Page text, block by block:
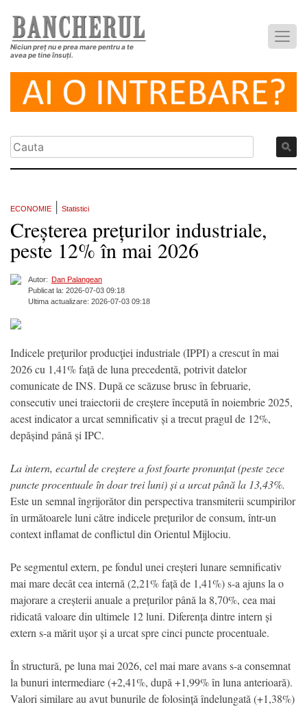
Niciun preț nu e prea mare pentru a te
avea pe tine însuți.
ECONOMIE Statistici
Creșterea prețurilor industriale,
peste 12% în mai 2026
Autor: Dan Palangean
Publicat la: 2026-07-03 09:18
Ultima actualizare: 2026-07-03 09:18
Indicele preţurilor producţiei industriale (IPPI) a crescut în mai
2026 cu 1,41% față de luna precedentă, potrivit datelor
comunicate de INS. După ce scăzuse brusc în februarie,
consecutiv unei traiectorii de creștere începută în noiembrie 2025,
acest indicator a urcat semnificativ și a trecut pragul de 12%,
depășind până și IPC.
La intern, ecartul de creștere a fost foarte pronunțat (peste zece
puncte procentuale în doar trei luni) și a urcat până la 13,43%.
Este un semnal îngrijorător din perspectiva transmiterii scumpirilor
în următoarele luni către indicele prețurilor de consum, într-un
context inflamat de conflictul din Orientul Mijlociu.
Pe segmentul extern, pe fondul unei creșteri lunare semnificativ
mai mare decât cea internă (2,21% față de 1,41%) s-a ajuns la o
majorare a creșterii anuale a prețurilor până la 8,70%, cea mai
ridicată valoare din ultimele 12 luni. Diferența dintre intern și
extern s-a mărit ușor și a urcat spre cinci puncte procentuale.
În structură, pe luna mai 2026, cel mai mare avans s-a consemnat
la bunuri intermediare (+2,41%, după +1,99% în luna anterioară).
Valori similare au avut bunurile de folosință îndelungată (+1,38%)